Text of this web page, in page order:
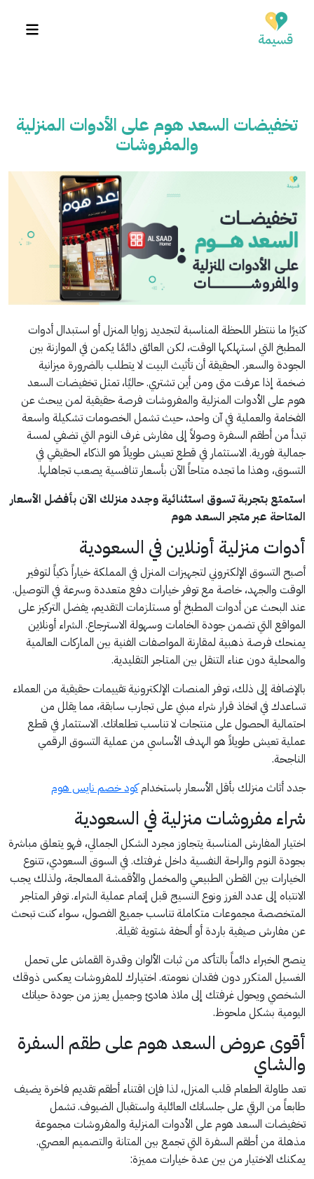
تخفيضات السعد هوم على الأدوات المنزلية
والمفروشات
كثيرًا ما ننتظر اللحظة المناسبة لتجديد زوايا المنزل أو استبدال أدوات
المطبخ التي استهلكها الوقت، لكن العائق دائمًا يكمن في الموازنة بين
الجودة والسعر. الحقيقة أن تأثيث البيت لا يتطلب بالضرورة ميزانية
ضخمة إذا عرفت متى ومن أين تشتري. حاليًا، تمثل تخفيضات السعد
هوم على الأدوات المنزلية والمفروشات فرصة حقيقية لمن يبحث عن
الفخامة والعملية في آن واحد، حيث تشمل الخصومات تشكيلة واسعة
تبدأ من أطقم السفرة وصولاً إلى مفارش غرف النوم التي تضفي لمسة
جمالية فورية. الاستثمار في قطع تعيش طويلاً هو الذكاء الحقيقي في
التسوق، وهذا ما تجده متاحاً الآن بأسعار تنافسية يصعب تجاهلها.
استمتع بتجربة تسوق استثنائية وجدد منزلك الآن بأفضل الأسعار
المتاحة عبر متجر السعد هوم
أدوات منزلية أونلاين في السعودية
أصبح التسوق الإلكتروني لتجهيزات المنزل في المملكة خياراً ذكياً لتوفير
الوقت والجهد، خاصة مع توفر خيارات دفع متعددة وسرعة في التوصيل.
عند البحث عن أدوات المطبخ أو مستلزمات التقديم، يفضل التركيز على
المواقع التي تضمن جودة الخامات وسهولة الاسترجاع. الشراء أونلاين
يمنحك فرصة ذهبية لمقارنة المواصفات الفنية بين الماركات العالمية
والمحلية دون عناء التنقل بين المتاجر التقليدية.
بالإضافة إلى ذلك، توفر المنصات الإلكترونية تقييمات حقيقية من العملاء
تساعدك في اتخاذ قرار شراء مبني على تجارب سابقة، مما يقلل من
احتمالية الحصول على منتجات لا تناسب تطلعاتك. الاستثمار في قطع
عملية تعيش طويلاً هو الهدف الأساسي من عملية التسوق الرقمي
الناجحة.
جدد أثاث منزلك بأقل الأسعار باستخدامكود خصم نايس هوم
شراء مفروشات منزلية في السعودية
اختيار المفارش المناسبة يتجاوز مجرد الشكل الجمالي، فهو يتعلق مباشرة
بجودة النوم والراحة النفسية داخل غرفتك. في السوق السعودي، تتنوع
الخيارات بين القطن الطبيعي والمخمل والأقمشة المعالجة، ولذلك يجب
الانتباه إلى عدد الغرز ونوع النسيج قبل إتمام عملية الشراء. توفر المتاجر
المتخصصة مجموعات متكاملة تناسب جميع الفصول، سواء كنت تبحث
عن مفارش صيفية باردة أو ألحفة شتوية ثقيلة.
ينصح الخبراء دائماً بالتأكد من ثبات الألوان وقدرة القماش على تحمل
الغسيل المتكرر دون فقدان نعومته. اختيارك للمفروشات يعكس ذوقك
الشخصي ويحول غرفتك إلى ملاذ هادئ وجميل يعزز من جودة حياتك
اليومية بشكل ملحوظ.
أقوى عروض السعد هوم على طقم السفرة
والشاي
تعد طاولة الطعام قلب المنزل، لذا فإن اقتناء أطقم تقديم فاخرة يضيف
طابعاً من الرقي على جلساتك العائلية واستقبال الضيوف. تشمل
تخفيضات السعد هوم على الأدوات المنزلية والمفروشات مجموعة
مذهلة من أطقم السفرة التي تجمع بين المتانة والتصميم العصري.
يمكنك الاختيار من بين عدة خيارات مميزة: